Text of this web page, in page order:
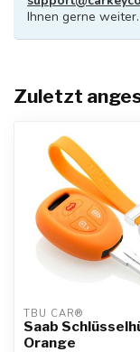
Ihnen gerne weiter.
Zuletzt
TBU CAR®
Saab
Orange